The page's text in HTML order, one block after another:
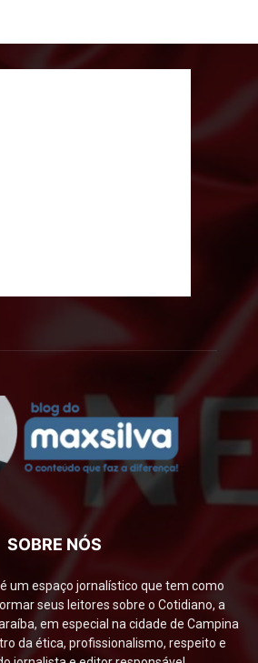
SOBRE NÓS
um espaço jornalístico que tem como
seus leitores sobre o Cotidiano, a
em especial na cidade de Campina
da ética, profissionalismo, respeito e